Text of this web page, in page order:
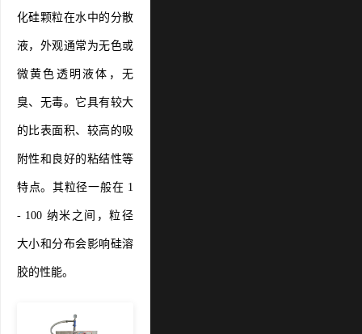
化硅颗粒在水中的分散
液，外观通常为无色或
微黄色透明液体，无
臭、无毒。它具有较大
的比表面积、较高的吸
附性和良好的粘结性等
特点。其粒径一般在 1
- 100 纳米之间，粒径
大小和分布会影响硅溶
胶的性能。